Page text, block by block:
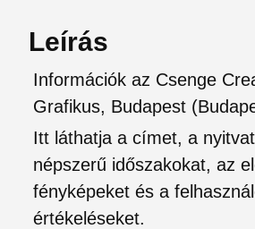
Leírás
Információk az Csenge
Grafikus, Budapest
Itt láthatja a címet, a
népszerű időszakokat, az
fényképeket és a
értékeléseket.